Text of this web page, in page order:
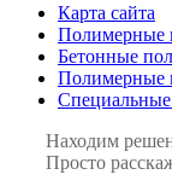
Карта сайта
Полимерные
Бетонные
Полимерные
Находим
Просто